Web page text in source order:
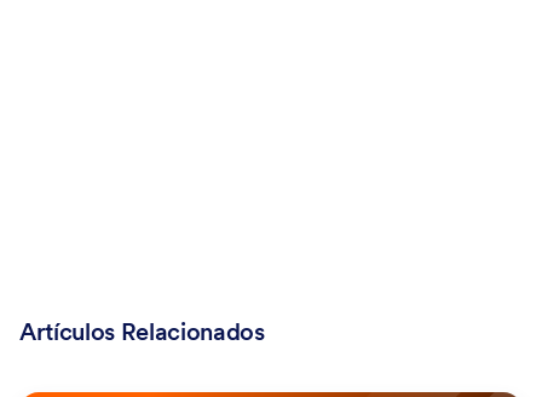
Artículos Relacionados